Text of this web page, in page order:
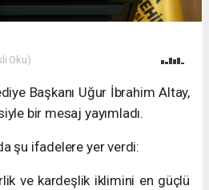
Oku)
Başkanı Uğur İbrahim Altay,
bir mesaj yayımladı.
şu ifadelere yer verdi:
ve kardeşlik iklimini en güçlü